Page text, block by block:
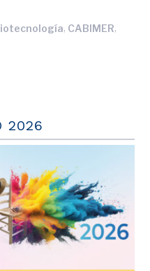
, CABIMER,
2026